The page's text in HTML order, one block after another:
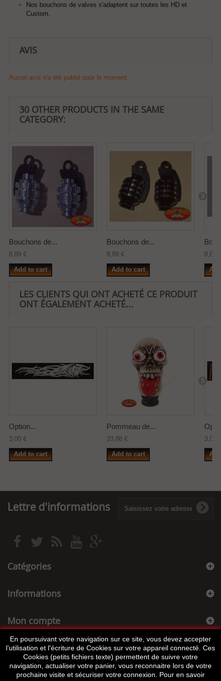
Nos bouchons de valves s'adaptent sur toutes les HD et
Custom.
AVIS
Aucun avis n'a été publié pour le moment.
30 OTHER PRODUCTS IN THE SAME
CATEGORY:
Bouchons de...
8,89 €
Add to cart
Bouchons de...
8,89 €
Add to cart
8,89
LES CLIENTS QUI ONT ACHETÉ CE PRODUIT
ONT ÉGALEMENT ACHETÉ...
Option...
3,00 €
Add to cart
Pommeau de...
33,88 €
Add to cart
3,00
Lettre d'informations
Catégories
Informations
Mon compte
Informations sur votre boutique
En poursuivant votre navigation sur ce site, vous devez accepter
l’utilisation et l'écriture de Cookies sur votre appareil connecté. Ces
Cookies (petits fichiers texte) permettent de suivre votre
navigation, actualiser votre panier, vous reconnaitre lors de votre
prochaine visite et sécuriser votre connexion. Pour en savoir